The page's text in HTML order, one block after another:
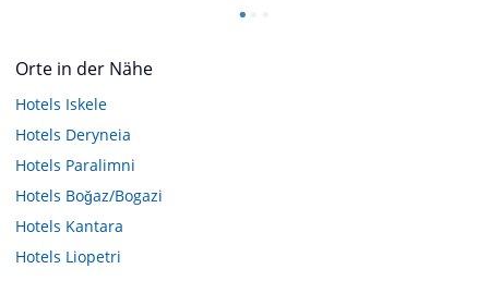
Orte in der Nähe
Hotels Iskele
Hotels Deryneia
Hotels Paralimni
Hotels Boğaz/Bogazi
Hotels Kantara
Hotels Liopetri